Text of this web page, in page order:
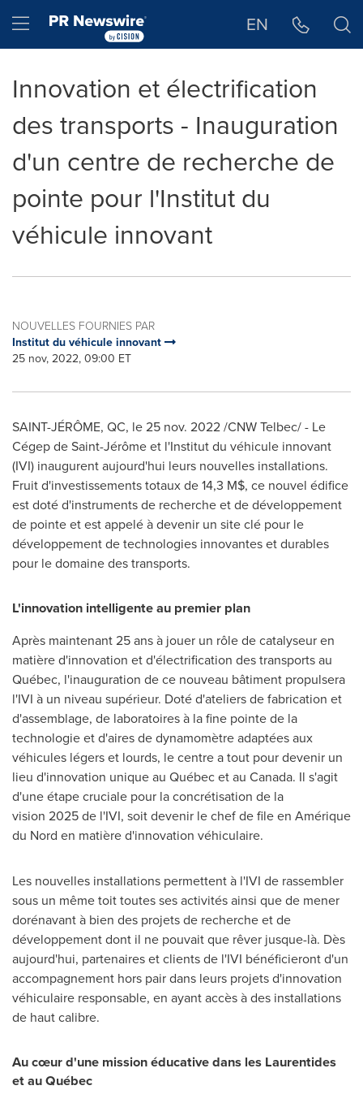
Hamburger menu EN
Innovation et électrification
des transports - Inauguration
d'un centre de recherche de
pointe pour l'Institut du
véhicule innovant
NOUVELLES FOURNIES PAR
Institut du véhicule innovant
25 nov, 2022, 09:00 ET
SAINT-JÉRÔME, QC, le25 nov. 2022/CNW Telbec/ - Le
Cégep de Saint-Jérôme et l'Institut du véhicule innovant
(IVI) inaugurent aujourd'hui leurs nouvelles installations.
Fruit d'investissements totaux de 14,3 M$, ce nouvel édifice
est doté d'instruments de recherche et de développement
de pointe et est appelé à devenir un site clé pour le
développement de technologies innovantes et durables
pour le domaine des transports.
L'innovation intelligente au premier plan
Après maintenant 25 ans à jouer un rôle de catalyseur en
matière d'innovation et d'électrification des transports au
Québec, l'inauguration de ce nouveau bâtiment propulsera
l'IVI à un niveau supérieur. Doté d'ateliers de fabrication et
d'assemblage, de laboratoires à la fine pointe de la
technologie et d'aires de dynamomètre adaptées aux
véhicules légers et lourds, le centre a tout pour devenir un
lieu d'innovation unique au Québec et au Canada. Il s'agit
d'une étape cruciale pour la concrétisation de la
vision 2025 de l'IVI, soit devenir le chef de file en Amérique
du Nord en matière d'innovation véhiculaire.
Les nouvelles installations permettent à l'IVI de rassembler
sous un même toit toutes ses activités ainsi que de mener
dorénavant à bien des projets de recherche et de
développement dont il ne pouvait que rêver jusque-là. Dès
aujourd'hui, partenaires et clients de l'IVI bénéficieront d'un
accompagnement hors pair dans leurs projets d'innovation
véhiculaire responsable, en ayant accès à des installations
de haut calibre.
Au cœur d'une mission éducative dans les Laurentides
et au Québec